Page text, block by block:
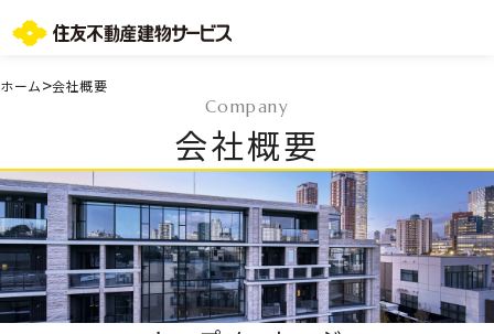
ご所有・お住まいの皆様
会社情報
採用情報
住友不動産グループのサービス
不動産仲介会社様
ST-マンション管理WEBサービス
よくあるご質問
ホーム>会社概要
Company
会社概要